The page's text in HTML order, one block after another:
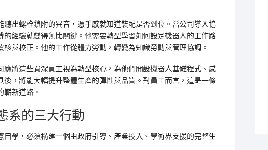
出螺栓鎖附的異音，憑手感就知道裝配是否到位。當公司導入協
經驗就變得無比關鍵。他需要轉型學習如何設定機器人的工作路
與校正。他的工作從體力勞動，轉變為知識勞動與管理協調。
將這些資深員工視為轉型核心，為他們開設機器人基礎程式、感
，將能大幅提升整體生產的彈性與品質。對員工而言，這是一條
嶄新道路。
系的三大行動
學，必須構建一個由政府引導、產業投入、學術界支援的完整生